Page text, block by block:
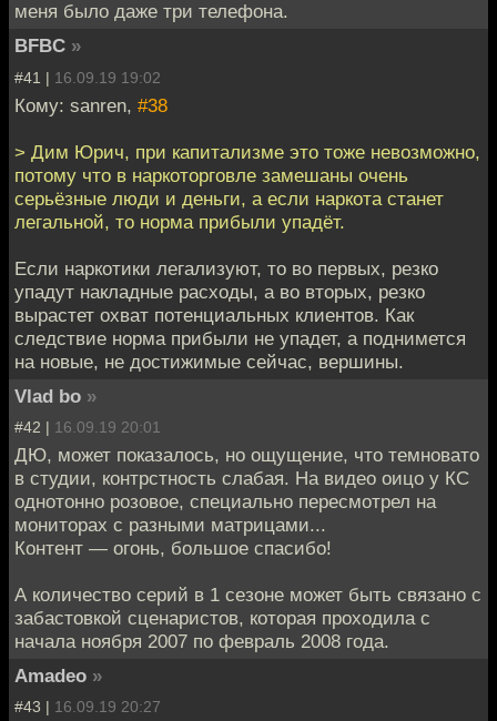
меня было даже три телефона.
BFBC »
#41 | 16.09.19 19:02
Кому: sanren, #38
> Дим Юрич, при капитализме это тоже невозможно,
потому что в наркоторговле замешаны очень
серьёзные люди и деньги, а если наркота станет
легальной, то норма прибыли упадёт.
Если наркотики легализуют, то во первых, резко
упадут накладные расходы, а во вторых, резко
вырастет охват потенциальных клиентов. Как
следствие норма прибыли не упадет, а поднимется
на новые, не достижимые сейчас, вершины.
Vlad bo »
#42 | 16.09.19 20:01
ДЮ, может показалось, но ощущение, что темновато
в студии, контрстность слабая. На видео оицо у КС
однотонно розовое, специально пересмотрел на
мониторах с разными матрицами...
Контент — огонь, большое спасибо!
А количество серий в 1 сезоне может быть связано с
забастовкой сценаристов, которая проходила с
начала ноября 2007 по февраль 2008 года.
Amadeo »
#43 | 16.09.19 20:27